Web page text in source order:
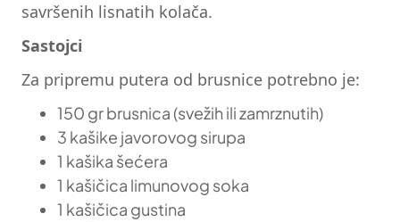
savršenih lisnatih kolača.
Sastojci
Za pripremu putera od brusnice potrebno je:
150 gr brusnica (svežih ili zamrznutih)
3 kašike javorovog sirupa
1 kašika šećera
1 kašičica limunovog soka
1 kašičica gustina